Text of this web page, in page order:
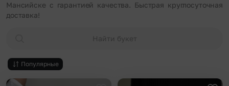
Мансийске с гарантией качества. Быстрая круглосуточная
доставка!
Найти букет
Популярные